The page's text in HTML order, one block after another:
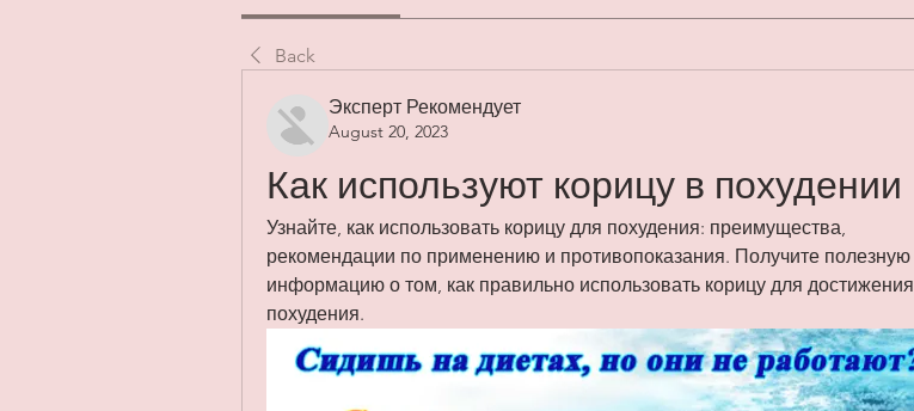
Back
Эксперт Рекомендует
August 20, 2023
Как используют корицу в похудении
Узнайте, как использовать корицу для похудения: преимущества,
рекомендации по применению и противопоказания. Получите полезную
информацию о том, как правильно использовать корицу для достижения
похудения.